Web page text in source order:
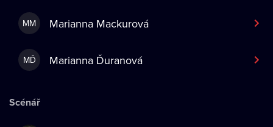
MM Marianna Mackurová
MĎ Marianna Ďuranová
Scénář